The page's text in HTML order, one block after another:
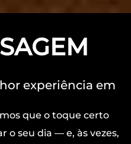
experiência em
que o toque certo
o seu dia — e, às vezes,